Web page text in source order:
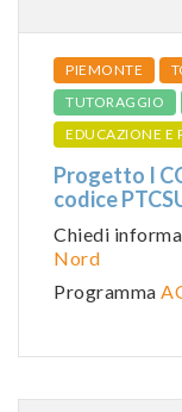
PIEMONTE
TUTORAGGIO
EDUCAZIONE E
Progetto I
codice
Chiedi
Nord
Programma